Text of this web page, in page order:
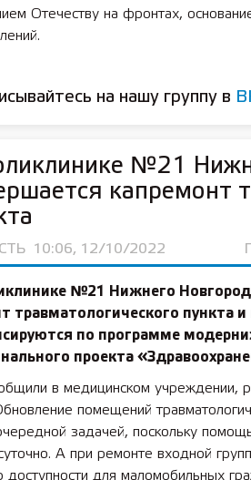
Отечеству на фронтах,
на нашу группу в
№21
капремонт
10:06, 12/10/2022
№21 Нижнего
травматологического пункта
по программе
проекта
в медицинском учреждении,
помещений
задачей, поскольку
А при ремонте входной
доступности для маломобильных